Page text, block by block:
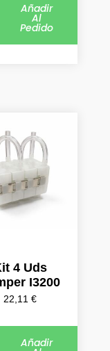
Añadir
Al
Pedido
4 Uds
I3200
22,11 €
Añadir